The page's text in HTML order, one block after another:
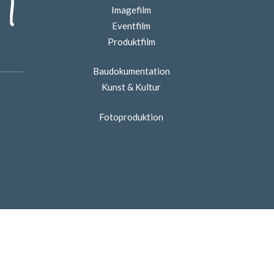
Imagefilm
Eventfilm
Produktfilm
Baudokumentation
Kunst & Kultur
Fotoproduktion